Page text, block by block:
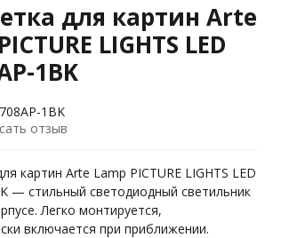
для картин Arte
LIGHTS LED
1BK
отзыв
1BK
картин Arte Lamp PICTURE LIGHTS LED
— стильный светодиодный светильник
Легко монтируется,
включается при приближении.